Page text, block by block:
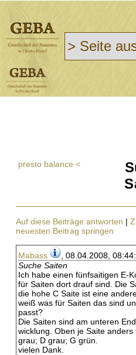
presto balance <
Auf diese Beiträge antworten |
neuesten Beitrag springen
Mabass
, 08.04.2008,
Suche Saiten
Ich habe einen fünfsaitigen E-
für Saiten dort drauf sind. Die
die hohe C Saite ist eine
weiß was für Saiten das sind
passt?
Die Saiten sind am unteren
wicklung. Oben je Saite
grau; D grau; G grün.
vielen Dank.